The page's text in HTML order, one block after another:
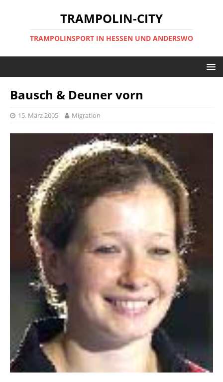
TRAMPOLIN-CITY
TRAMPOLINSPORT IN HESSEN UND ANDERSWO
Bausch & Deuner vorn
15. März 2005 Migration